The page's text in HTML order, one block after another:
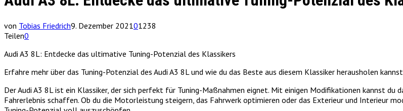
von Tobias Friedrich9. Dezember 202101238
Teilen0
Audi A3 8L: Entdecke das ultimative Tuning-Potenzial des Klassikers
Erfahre mehr über das Tuning-Potenzial des Audi A3 8L und wie du das Beste aus diesem Klassiker herausholen
Der Audi A3 8L ist ein Klassiker, der sich perfekt für Tuning-Maßnahmen eignet. Mit einigen Modifikationen kannst du
Fahrerlebnis schaffen. Ob du die Motorleistung steigern, das Fahrwerk optimieren oder das Exterieur und Interieur